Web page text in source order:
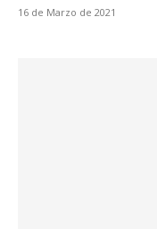
16 de Marzo de 2021